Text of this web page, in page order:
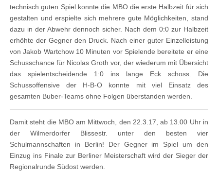
technisch guten Spiel konnte die MBO die erste Halbzeit für sich
gestalten und erspielte sich mehrere gute Möglichkeiten, stand
dazu in der Abwehr dennoch sicher. Nach dem 0:0 zur Halbzeit
erhöhte der Gegner den Druck. Nach einer guter Einzelleistung
von Jakob Wartchow 10 Minuten vor Spielende bereitete er eine
Schusschance für Nicolas Groth vor, der wiederum mit Übersicht
das spielentscheidende 1:0 ins lange Eck schoss. Die
Schussoffensive der H-B-O konnte mit viel Einsatz des
gesamten Buber-Teams ohne Folgen überstanden werden.
Damit steht die MBO am Mittwoch, den 22.3.17, ab 13.00 Uhr in
der Wilmerdorfer Blissestr. unter den besten vier
Schulmannschaften in Berlin! Der Gegner im Spiel um den
Einzug ins Finale zur Berliner Meisterschaft wird der Sieger der
Regionalrunde Südost werden.